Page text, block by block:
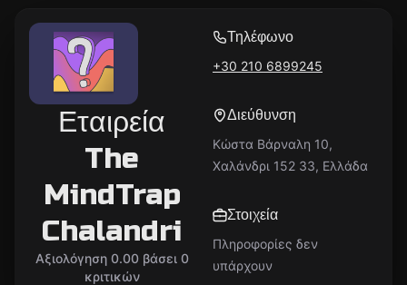
Εταιρεία
The
MindTrap
Chalandri
Αξιολόγηση 0.00 βάσει 0
κριτικών
Τηλέφωνο
+30 210 6899245
Διεύθυνση
Κώστα Βάρναλη 10,
Χαλάνδρι 152 33, Ελλάδα
Στοιχεία
Πληροφορίες δεν
υπάρχουν